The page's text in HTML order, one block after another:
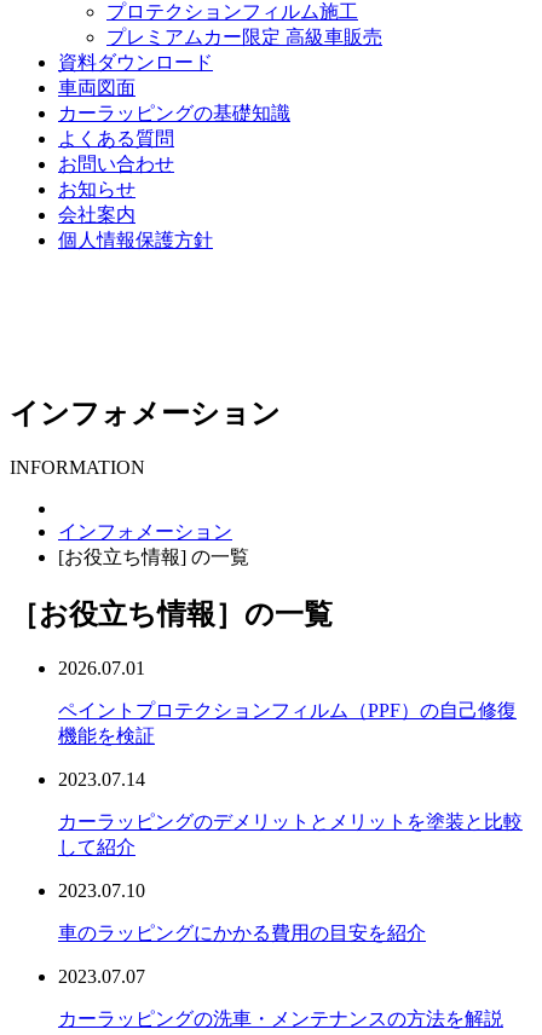
プロテクションフィルム施工
プレミアムカー限定 高級車販売
資料ダウンロード
車両図面
カーラッピングの基礎知識
よくある質問
お問い合わせ
お知らせ
会社案内
個人情報保護方針
インフォメーション
INFORMATION
インフォメーション
[お役立ち情報] の一覧
［お役立ち情報］ の一覧
2026.07.01
ペイントプロテクションフィルム（PPF）の自己修復
機能を検証
2023.07.14
カーラッピングのデメリットとメリットを塗装と比較
して紹介
2023.07.10
車のラッピングにかかる費用の目安を紹介
2023.07.07
カーラッピングの洗車・メンテナンスの方法を解説